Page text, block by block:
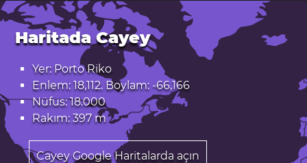
Haritada Cayey
Yer: Porto Riko
Enlem: 18,112. Boylam: -66,166
Nüfus: 18.000
Rakım: 397 m
Cayey Google Haritalarda açın